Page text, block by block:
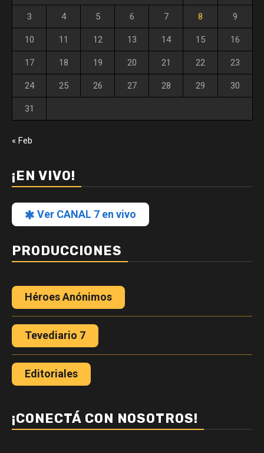
3 4 5 6 7 8 9
10 11 12 13 14 15 16
17 18 19 20 21 22 23
24 25 26 27 28 29 30
31
« Feb
¡EN VIVO!
Ver CANAL 7 en vivo
PRODUCCIONES
Héroes Anónimos
Tevediario 7
Editoriales
¡CONECTÁ CON NOSOTROS!